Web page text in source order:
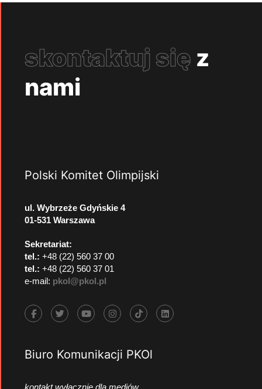
skontaktuj się z
nami
Polski Komitet Olimpijski
ul. Wybrzeże Gdyńskie 4
01-531 Warszawa
Sekretariat:
tel.: +48 (22) 560 37 00
tel.: +48 (22) 560 37 01
e-mail: pkol@pkol.pl
Biuro Komunikacji PKOl
kontakt wyłącznie dla mediów